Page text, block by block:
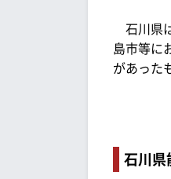
石川県
島市等に
があった
石川県